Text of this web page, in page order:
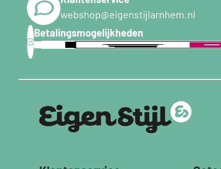
webshop@eigenstijlarnhem.nl
Betalingsmogelijkheden